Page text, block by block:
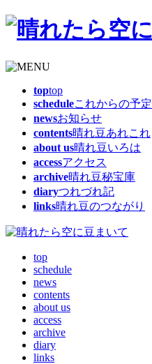
toptop
scheduleこれからの予定
newsお知らせ
contents晴れ豆あれこれ
about us晴れ豆いろは
accessアクセス
archive晴れ豆秘宝庫
diaryつれづれ記
links晴れ豆のつながり
top
schedule
news
contents
about us
access
archive
diary
links